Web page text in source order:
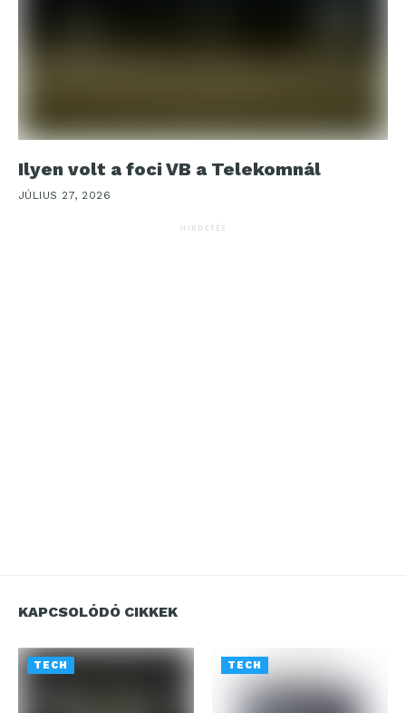
Ilyen volt a foci VB a Telekomnál
JÚLIUS 27, 2026
HIRDETÉS
KAPCSOLÓDÓ CIKKEK
TECH TECH